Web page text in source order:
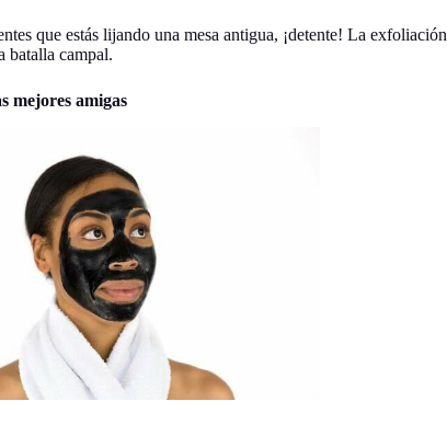
que estás lijando una mesa antigua, ¡detente! La exfoliación
batalla campal.
mejores amigas